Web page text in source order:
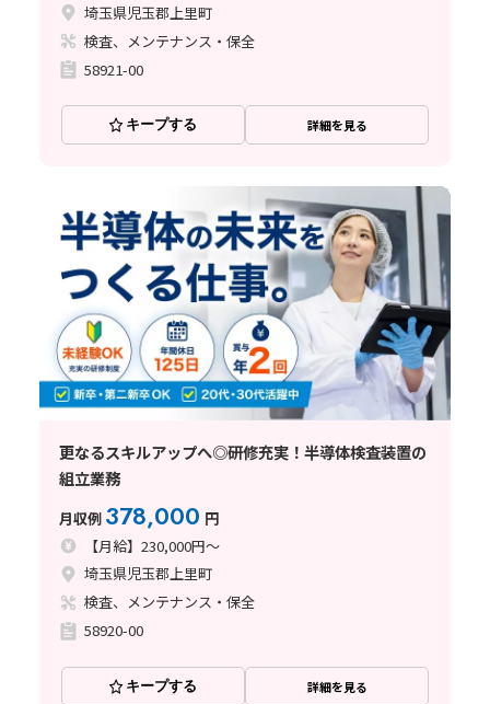
埼玉県児玉郡上里町
検査、メンテナンス・保全
58921-00
キープする 詳細を見る
更なるスキルアップへ◎研修充実！半導体検査装置の
組立業務
月収例 378,000 円
【月給】230,000円～
埼玉県児玉郡上里町
検査、メンテナンス・保全
58920-00
キープする 詳細を見る